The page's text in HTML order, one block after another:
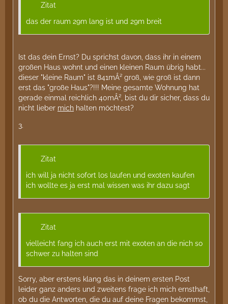
Zitat
das der raum 29m lang ist und 29m breit
Ist das dein Ernst? Du sprichst davon, dass ihr in einem
großen Haus wohnt und einen kleinen Raum übrig habt...
dieser "kleine Raum" ist 841mÂ² groß, wie groß ist dann
erst das "große Haus"?!!! Meine gesamte Wohnung hat
gerade einmal reichlich 40mÂ², bist du dir sicher, dass du
nicht lieber mich halten möchtest?
3.
Zitat
ich will ja nicht sofort los laufen und exoten kaufen
ich wollte es ja erst mal wissen was ihr dazu sagt
Zitat
vielleicht fang ich auch erst mit exoten an die nich so
schwer zu halten sind
Sorry, aber erstens klang das in deinem ersten Post
leider ganz anders und zweitens frage ich mich ernsthaft,
ob du die Antworten, die du auf deine Fragen bekommst,